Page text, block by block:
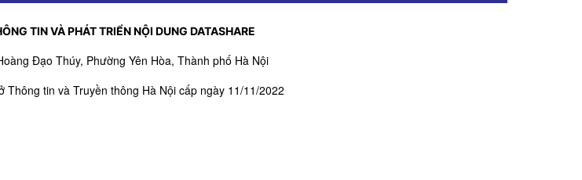
TIN VÀ PHÁT TRIỂN NỘI DUNG DATASHARE
Đạo Thúy, Phường Yên Hòa, Thành phố Hà Nội
Thông tin và Truyền thông Hà Nội cấp ngày 11/11/2022